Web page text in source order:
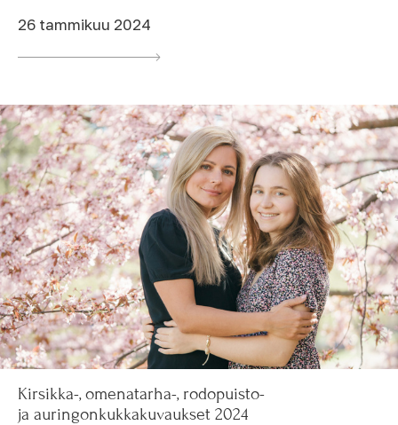
26 tammikuu 2024
Kirsikka-, omenatarha-, rodopuisto-
ja auringonkukkakuvaukset 2024